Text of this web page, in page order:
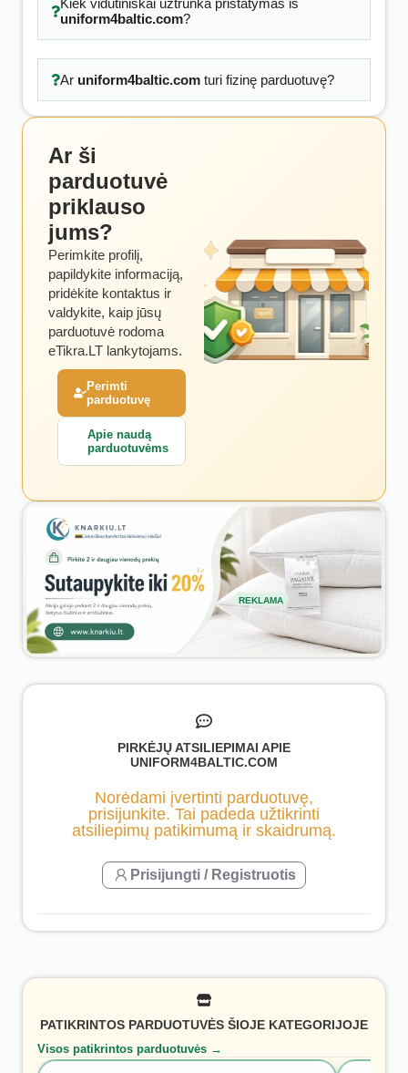
Kiek vidutiniškai užtrunka pristatymas iš
uniform4baltic.com?
Ar uniform4baltic.comturi fizinę parduotuvę?
Ar ši
parduotuvė
priklauso
jums?
Perimkite profilį,
papildykite informaciją,
pridėkite kontaktus ir
valdykite, kaip jūsų
parduotuvė rodoma
eTikra.LT lankytojams.
Perimti
parduotuvę
Apie naudą
parduotuvėms
REKLAMA
PIRKĖJŲ ATSILIEPIMAI APIE
UNIFORM4BALTIC.COM
Norėdami įvertinti parduotuvę,
prisijunkite. Tai padeda užtikrinti
atsiliepimų patikimumą ir skaidrumą.
Prisijungti / Registruotis
PATIKRINTOS PARDUOTUVĖS ŠIOJE KATEGORIJOJE
Visos patikrintos parduotuvės →